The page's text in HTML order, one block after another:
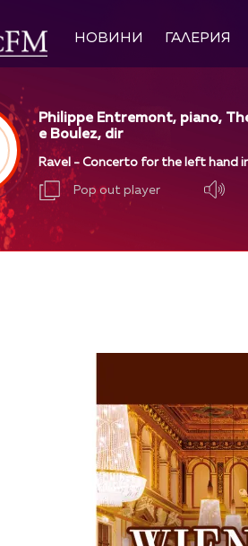
НОВИНИ ГАЛЕРИЯ
Philippe Entremont, piano,
e Boulez, dir
Ravel - Concerto for the left hand
Pop out player